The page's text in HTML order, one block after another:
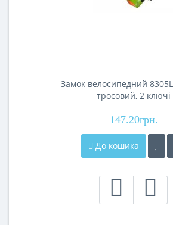
Замок велосипедний
тросовий, 2 ключі
147.20грн.
До кошика